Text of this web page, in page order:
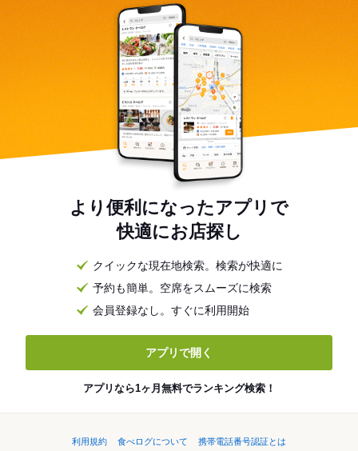
より便利になったアプリで
快適にお店探し
クイックな現在地検索。検索が快適に
予約も簡単。空席をスムーズに検索
会員登録なし。すぐに利用開始
アプリで開く
アプリなら1ヶ月無料でランキング検索！
利用規約 食べログについて
携帯電話番号認証とは